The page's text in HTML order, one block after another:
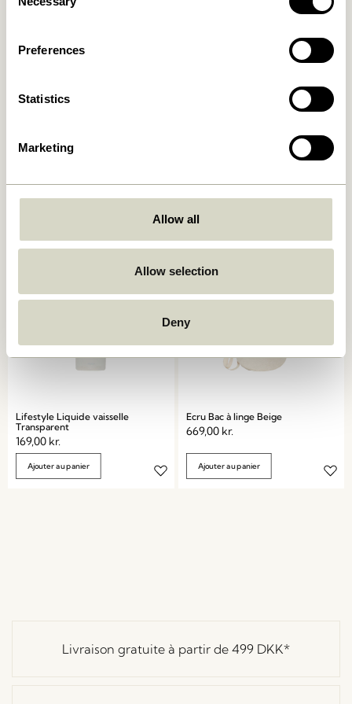
Selection
Preferences
Statistics
Marketing
Allow all
Allow selection
Deny
73,00kr.
Lifestyle Lotion pour les
169,00kr.
Ajouter au panier
Lifestyle Liquide vaisselle
Transparent
169,00 kr.
Ajouter au panier
Ecru Bac à linge Beige
669,00 kr.
Ajouter au panier
Livraison gratuite à partir de 499 DKK*